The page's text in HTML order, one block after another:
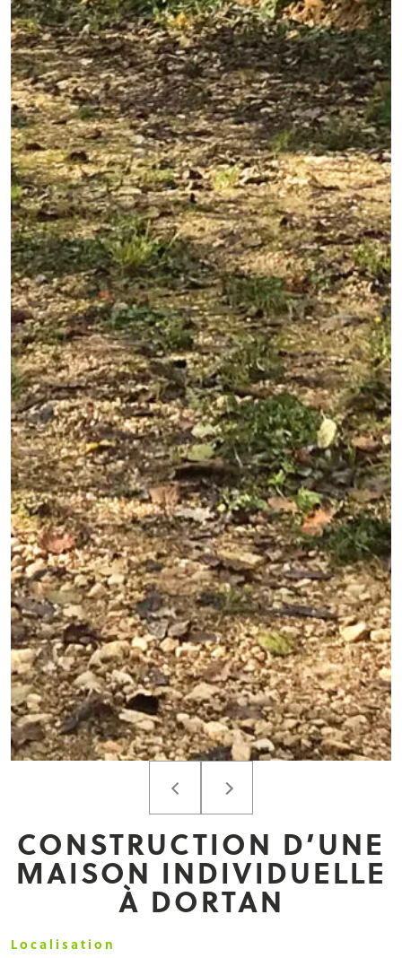
CONSTRUCTION D’UNE
MAISON INDIVIDUELLE
À DORTAN
Localisation